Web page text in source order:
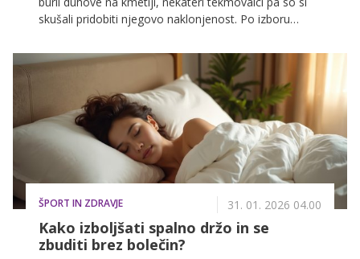
skušali pridobiti njegovo naklonjenost. Po izboru
popustila na tržnici, zvečer pa so že kovali načrte za
nov obračun. Je vplivni klan izgubil moč?
ŠPORT IN ZDRAVJE 31. 01. 2026 04.00
Kako izboljšati spalno držo in se
zbuditi brez bolečin?